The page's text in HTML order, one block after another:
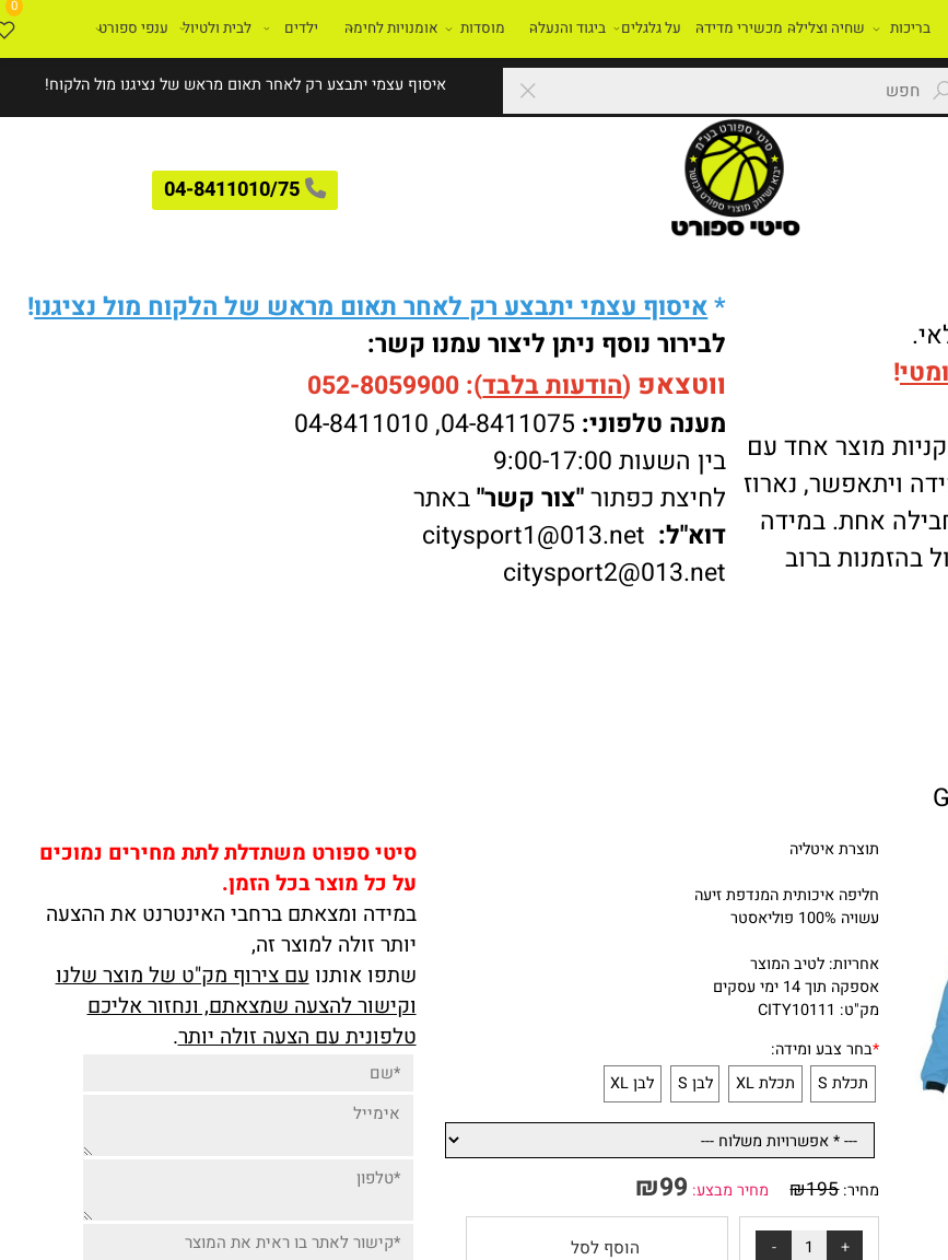
איסוף עצמי יתבצע רק לאחר תאום מראש של נציגנו מול הלקוח!
04-8411010/75
0
שחיה וצלילה מכשירי מדידה על גלגלים ביגוד והנעלה מוסדות אומנויות לחימה ילדים לבית ולטיול ענפי ספורט
!
מוצר אחד עם
נארוז
אחת. במידה
ברוב
איסוף עצמי יתבצע רק לאחר תאום מראש של הלקוח מול נציגנו!
לבירור נוסף ניתן ליצור עמנו קשר:
ווטצאפ (הודעות בלבד):
052-8059900
מענה טלפוני:04-8411075
,
04-8411010
בין השעות 9:00-17:00
לחיצת כפתור "צור קשר"באתר
דוא"ל:citysport1@013.net
citysport2@013.net
תוצרת איטליה
עשויה 100% פוליאסטר
אחריות: לטיב המוצר
מק"ט: CITY10111
בחר צבע ומידה:
תכלת S
תכלת XL לבן S לבן XL
₪195
סיטי ספורט משתדלת לתת מחירים נמוכים
על כל מוצר בכל הזמן.
במידה ומצאתם ברחבי האינטרנט את ההצעה
יותר זולה למוצר זה,
שתפו אותנועם צירוף מק"ט של מוצר שלנו
וקישור להצעה שמצאתם, ונחזור אליכם
טלפונית עם הצעה זולה יותר